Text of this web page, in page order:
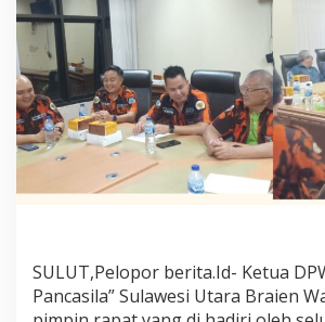
SULUT,Pelopor berita.Id- Ketua
Pancasila” Sulawesi Utara Braien